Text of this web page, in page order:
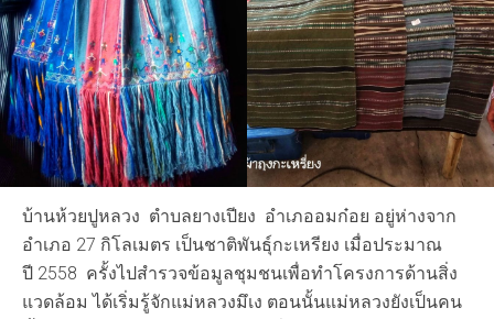
บ้านห้วยปูหลวง ตำบลยางเปียง อำเภออมก๋อย อยู่ห่างจาก
อำเภอ 27 กิโลเมตร เป็นชาติพันธุ์กะเหรียง เมื่อประมาณ
ปี 2558 ครั้งไปสำรวจข้อมูลชุมชนเพื่อทำโครงการด้านสิ่ง
แวดล้อม ได้เริ่มรู้จักแม่หลวงมึเง ตอนนั้นแม่หลวงยังเป็นคน